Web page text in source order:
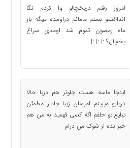
امروز رفتم دریخچالو وا کردم نگا
انداختمو بستم مامانم دراومده میگه باز
ماه رمضون تموم شد اومدی سراغ
یخچال؟ :| :| :|
اینجا ماسه هست جلوتر هم دریا حالا
دریارو میبینم امرسان زیبا جادار مطمئن
تبلیغ تو حلقم اگه کسی فهمید به من هم
خبر بده از شوک من درام